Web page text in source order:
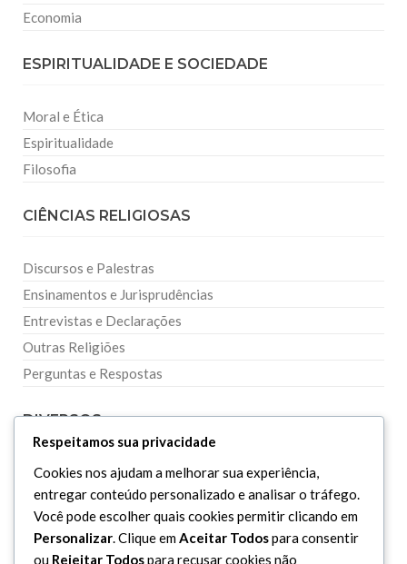
Economia
ESPIRITUALIDADE E SOCIEDADE
Moral e Ética
Espiritualidade
Filosofia
CIÊNCIAS RELIGIOSAS
Discursos e Palestras
Ensinamentos e Jurisprudências
Entrevistas e Declarações
Outras Religiões
Perguntas e Respostas
DIVERSOS
Curiosidades
Dicionário Islâmico
Downloads
Respeitamos sua privacidade
Cookies nos ajudam a melhorar sua experiência,
entregar conteúdo personalizado e analisar o tráfego.
Você pode escolher quais cookies permitir clicando em
Personalizar. Clique emAceitar Todospara consentir
ou Rejeitar Todospara recusar cookies não